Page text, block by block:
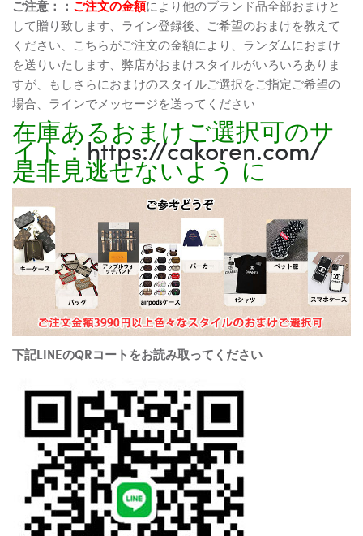
ご注意：： ご注文の金額により他のブランド品全部おまけと
して贈り致します、ライン登録後、ご希望のおまけを教えて
ください、こちらがご注文の金額により、ランダムにおまけ
を送りいたします、弊店がおまけスタイルがいろいろありま
すが、もしさらにおまけのスタイルご選択をご指定ご希望の
場合、ラインでメッセージを送ってください
在庫あるおまけご選択可のサ
イト：https://cakoren.com/
是非見逃せないよう に
下記LINEのQRコートをお読み取ってください